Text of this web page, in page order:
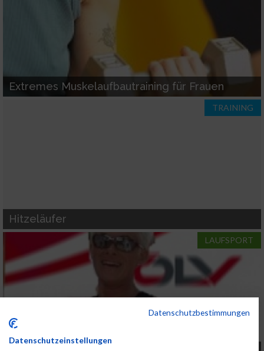
Extremes Muskelaufbautraining für Frauen
TRAINING
Hitzeläufer
LAUFSPORT
Datenschutzbestimmungen
Datenschutzeinstellungen